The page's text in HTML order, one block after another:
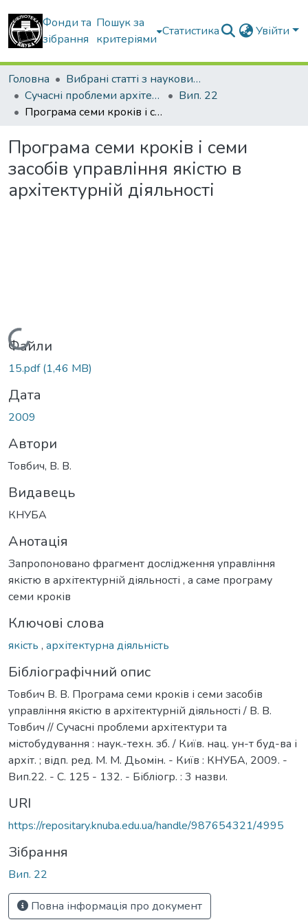
Фонди та
зібрання
Пошук за
критеріями
Статистика Увійти
Головна
Вибрані статті з наукових збірників КНУБА
Сучасні проблеми архітектури та містобудування
Вип. 22
Програма семи кроків і семи засобів управління якістю в архітектурній діяльності
Програма семи кроків і семи
засобів управління якістю в
архітектурній діяльності
Вантажиться...
Файли
15.pdf(1,46 MB)
Дата
2009
Автори
Товбич, В. В.
Видавець
КНУБА
Анотація
Запропоновано фрагмент дослідження управління
якістю в архітектурній діяльності , а саме програму
семи кроків
Ключові слова
якість , архітектурна діяльність
Бібліографічний опис
Товбич В. В. Програма семи кроків і семи засобів
управління якістю в архітектурній діяльності / В. В.
Товбич // Сучасні проблеми архітектури та
містобудування : наук.-техн. зб. / Київ. нац. ун-т буд-ва і
архіт. ; відп. ред. М. М. Дьомін. - Київ : КНУБА, 2009. -
Вип.22. - С. 125 - 132. - Бібліогр. : 3 назви.
URI
https://repositary.knuba.edu.ua/handle/987654321/4995
Зібрання
Вип. 22
Повна інформація про документ